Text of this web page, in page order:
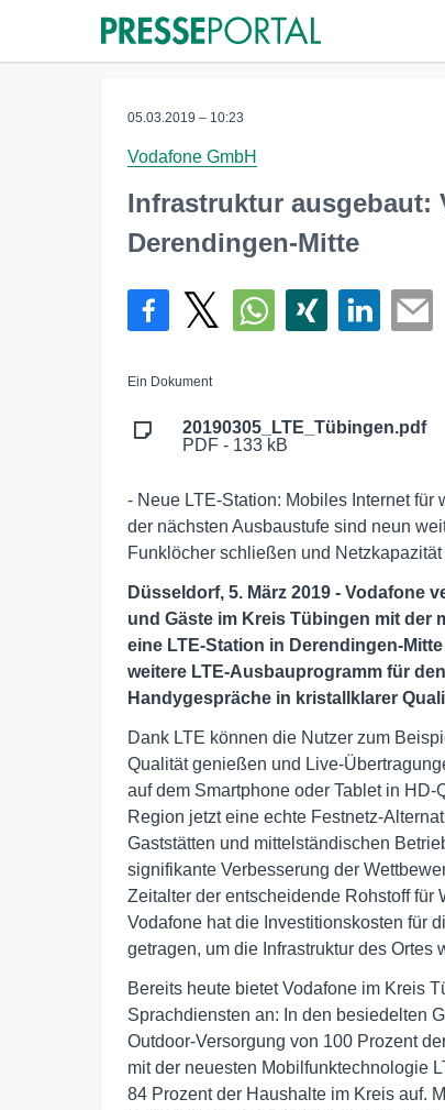
05.03.2019 – 10:23
Vodafone GmbH
Infrastruktur ausgebaut:
Derendingen-Mitte
Ein Dokument
20190305_LTE_Tübingen.pdf
PDF - 133 kB
- Neue LTE-Station: Mobiles Internet
der nächsten Ausbaustufe sind neun
Funklöcher schließen und Netzkapazität
Düsseldorf, 5. März 2019 - Vodafone
und Gäste im Kreis Tübingen mit der
eine LTE-Station in Derendingen-
weitere LTE-Ausbauprogramm für
Handygespräche in kristallklarer
Dank LTE können die Nutzer zum
Qualität genießen und Live-
auf dem Smartphone oder Tablet in
Region jetzt eine echte Festnetz-
Gaststätten und mittelständischen
signifikante Verbesserung der
Zeitalter der entscheidende Rohstoff für
Vodafone hat die Investitionskosten für
getragen, um die Infrastruktur des Ortes
Bereits heute bietet Vodafone im Kreis
Sprachdiensten an: In den besiedelten
Outdoor-Versorgung von 100 Prozent
mit der neuesten Mobilfunktechnologie
84 Prozent der Haushalte im Kreis auf.